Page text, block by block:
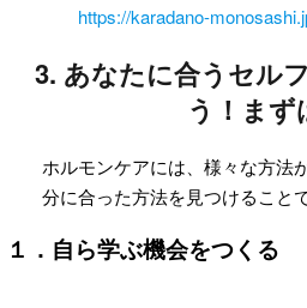
https://karadano-
3. あなたに合うセル
う！まず
ホルモンケアには、様々な方法
分に合った方法を見つけることで
１．自ら学ぶ機会をつくる